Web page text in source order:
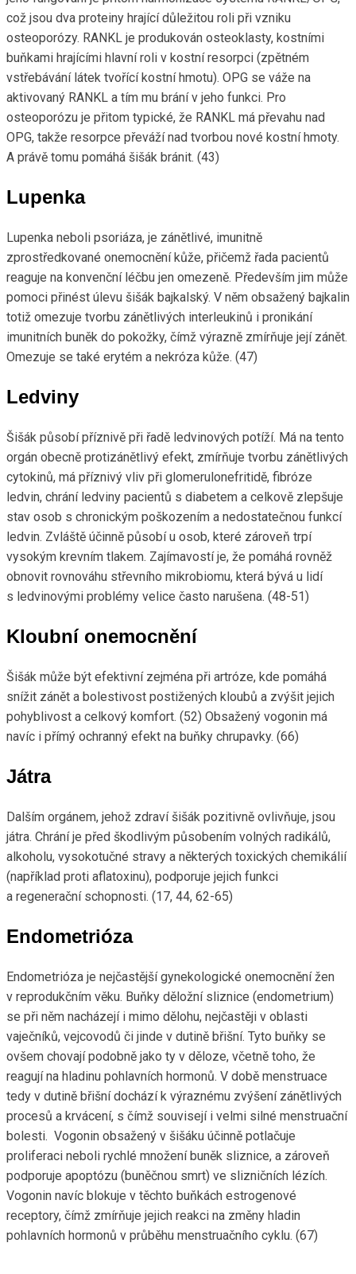
což jsou dva proteiny hrající důležitou roli při vzniku
osteoporózy. RANKL je produkován osteoklasty, kostními
buňkami hrajícími hlavní roli v kostní resorpci (zpětném
vstřebávání látek tvořící kostní hmotu). OPG se váže na
aktivovaný RANKL a tím mu brání v jeho funkci. Pro
osteoporózu je přitom typické, že RANKL má převahu nad
OPG, takže resorpce převáží nad tvorbou nové kostní hmoty.
A právě tomu pomáhá šišák bránit. (43)
Lupenka
Lupenka neboli psoriáza, je zánětlivé, imunitně
zprostředkované onemocnění kůže, přičemž řada pacientů
reaguje na konvenční léčbu jen omezeně. Především jim může
pomoci přinést úlevu šišák bajkalský. V něm obsažený bajkalin
totiž omezuje tvorbu zánětlivých interleukinů i pronikání
imunitních buněk do pokožky, čímž výrazně zmírňuje její zánět.
Omezuje se také erytém a nekróza kůže. (47)
Ledviny
Šišák působí příznivě při řadě ledvinových potíží. Má na tento
orgán obecně protizánětlivý efekt, zmírňuje tvorbu zánětlivých
cytokinů, má příznivý vliv při glomerulonefritidě, fibróze
ledvin, chrání ledviny pacientů s diabetem a celkově zlepšuje
stav osob s chronickým poškozením a nedostatečnou funkcí
ledvin. Zvláště účinně působí u osob, které zároveň trpí
vysokým krevním tlakem. Zajímavostí je, že pomáhá rovněž
obnovit rovnováhu střevního mikrobiomu, která bývá u lidí
s ledvinovými problémy velice často narušena. (48-51)
Kloubní onemocnění
Šišák může být efektivní zejména při artróze, kde pomáhá
snížit zánět a bolestivost postižených kloubů a zvýšit jejich
pohyblivost a celkový komfort. (52) Obsažený vogonin má
navíc i přímý ochranný efekt na buňky chrupavky. (66)
Játra
Dalším orgánem, jehož zdraví šišák pozitivně ovlivňuje, jsou
játra. Chrání je před škodlivým působením volných radikálů,
alkoholu, vysokotučné stravy a některých toxických chemikálií
(například proti aflatoxinu), podporuje jejich funkci
a regenerační schopnosti. (17, 44, 62-65)
Endometrióza
Endometrióza je nejčastější gynekologické onemocnění žen
v reprodukčním věku. Buňky děložní sliznice (endometrium)
se při něm nacházejí i mimo dělohu, nejčastěji v oblasti
vaječníků, vejcovodů či jinde v dutině břišní. Tyto buňky se
ovšem chovají podobně jako ty v děloze, včetně toho, že
reagují na hladinu pohlavních hormonů. V době menstruace
tedy v dutině břišní dochází k výraznému zvýšení zánětlivých
procesů a krvácení, s čímž souvisejí i velmi silné menstruační
bolesti. Vogonin obsažený v šišáku účinně potlačuje
proliferaci neboli rychlé množení buněk sliznice, a zároveň
podporuje apoptózu (buněčnou smrt) ve slizničních lézích.
Vogonin navíc blokuje v těchto buňkách estrogenové
receptory, čímž zmírňuje jejich reakci na změny hladin
pohlavních hormonů v průběhu menstruačního cyklu. (67)